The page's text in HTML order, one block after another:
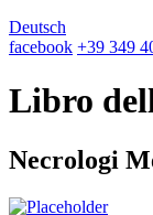
Deutsch
facebook +39 349
Libro
Necrologi